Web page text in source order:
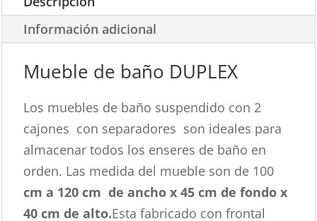
Información adicional
Mueble de baño DUPLEX
Los muebles de baño suspendido con 2
cajones con separadores son ideales para
almacenar todos los enseres de baño en
orden. Las medida del mueble son de 100
cm a 120 cm de ancho x 45 cm de fondo x
40 cm de alto.Esta fabricado con frontal